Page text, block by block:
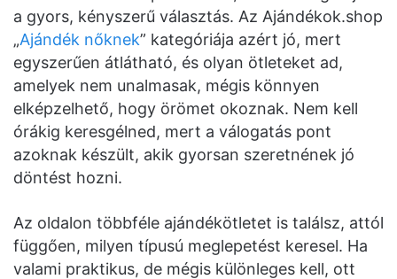
a gyors, kényszerű választás. Az Ajándékok.shop
„Ajándék nőknek” kategóriája azért jó, mert
egyszerűen átlátható, és olyan ötleteket ad,
amelyek nem unalmasak, mégis könnyen
elképzelhető, hogy örömet okoznak. Nem kell
órákig keresgélned, mert a válogatás pont
azoknak készült, akik gyorsan szeretnének jó
döntést hozni.
Az oldalon többféle ajándékötletet is találsz, attól
függően, milyen típusú meglepetést keresel. Ha
valami praktikus, de mégis különleges kell, ott